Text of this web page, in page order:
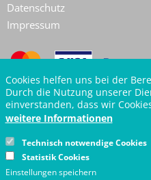
Datenschutz
Impressum
Cookies helfen uns bei der
Durch die Nutzung unserer
einverstanden, dass wir
weitere Informationen
Technisch notwendige Cookies
Statistik Cookies
Einstellungen speichern